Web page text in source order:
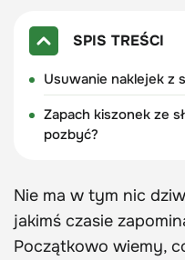
SPIS TREŚCI
Usuwanie naklejek z
Zapach kiszonek ze
pozbyć?
Nie ma w tym nic
jakimś czasie
Początkowo wiemy,